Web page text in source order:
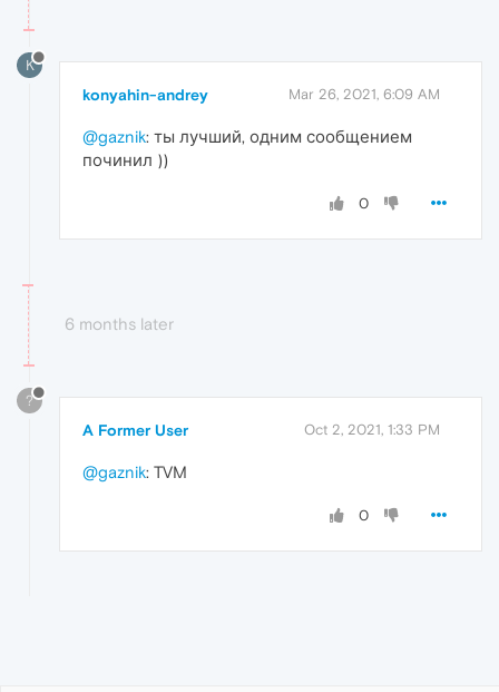
K
konyahin-andrey Mar 26, 2021, 6:09 AM
@gaznik: ты лучший, одним сообщением
починил ))
0
6 months later
?
A Former User Oct 2, 2021, 1:33 PM
@gaznik: TVM
0